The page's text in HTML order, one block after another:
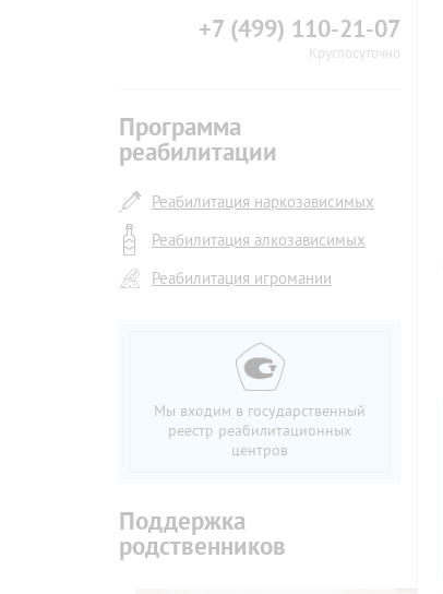
+7 (499) 110-21-07
Круглосуточно
Программа
реабилитации
Реабилитация наркозависимых
Реабилитация алкозависимых
Реабилитация игромании
Мы входим в государственный
реестр реабилитационных
центров
Поддержка
родственников